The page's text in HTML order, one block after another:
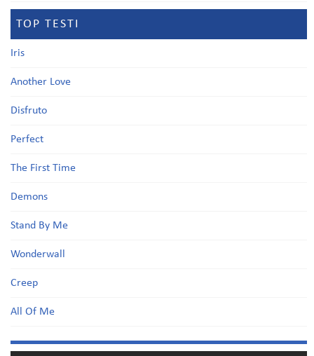
TOP TESTI
Iris
Another Love
Disfruto
Perfect
The First Time
Demons
Stand By Me
Wonderwall
Creep
All Of Me